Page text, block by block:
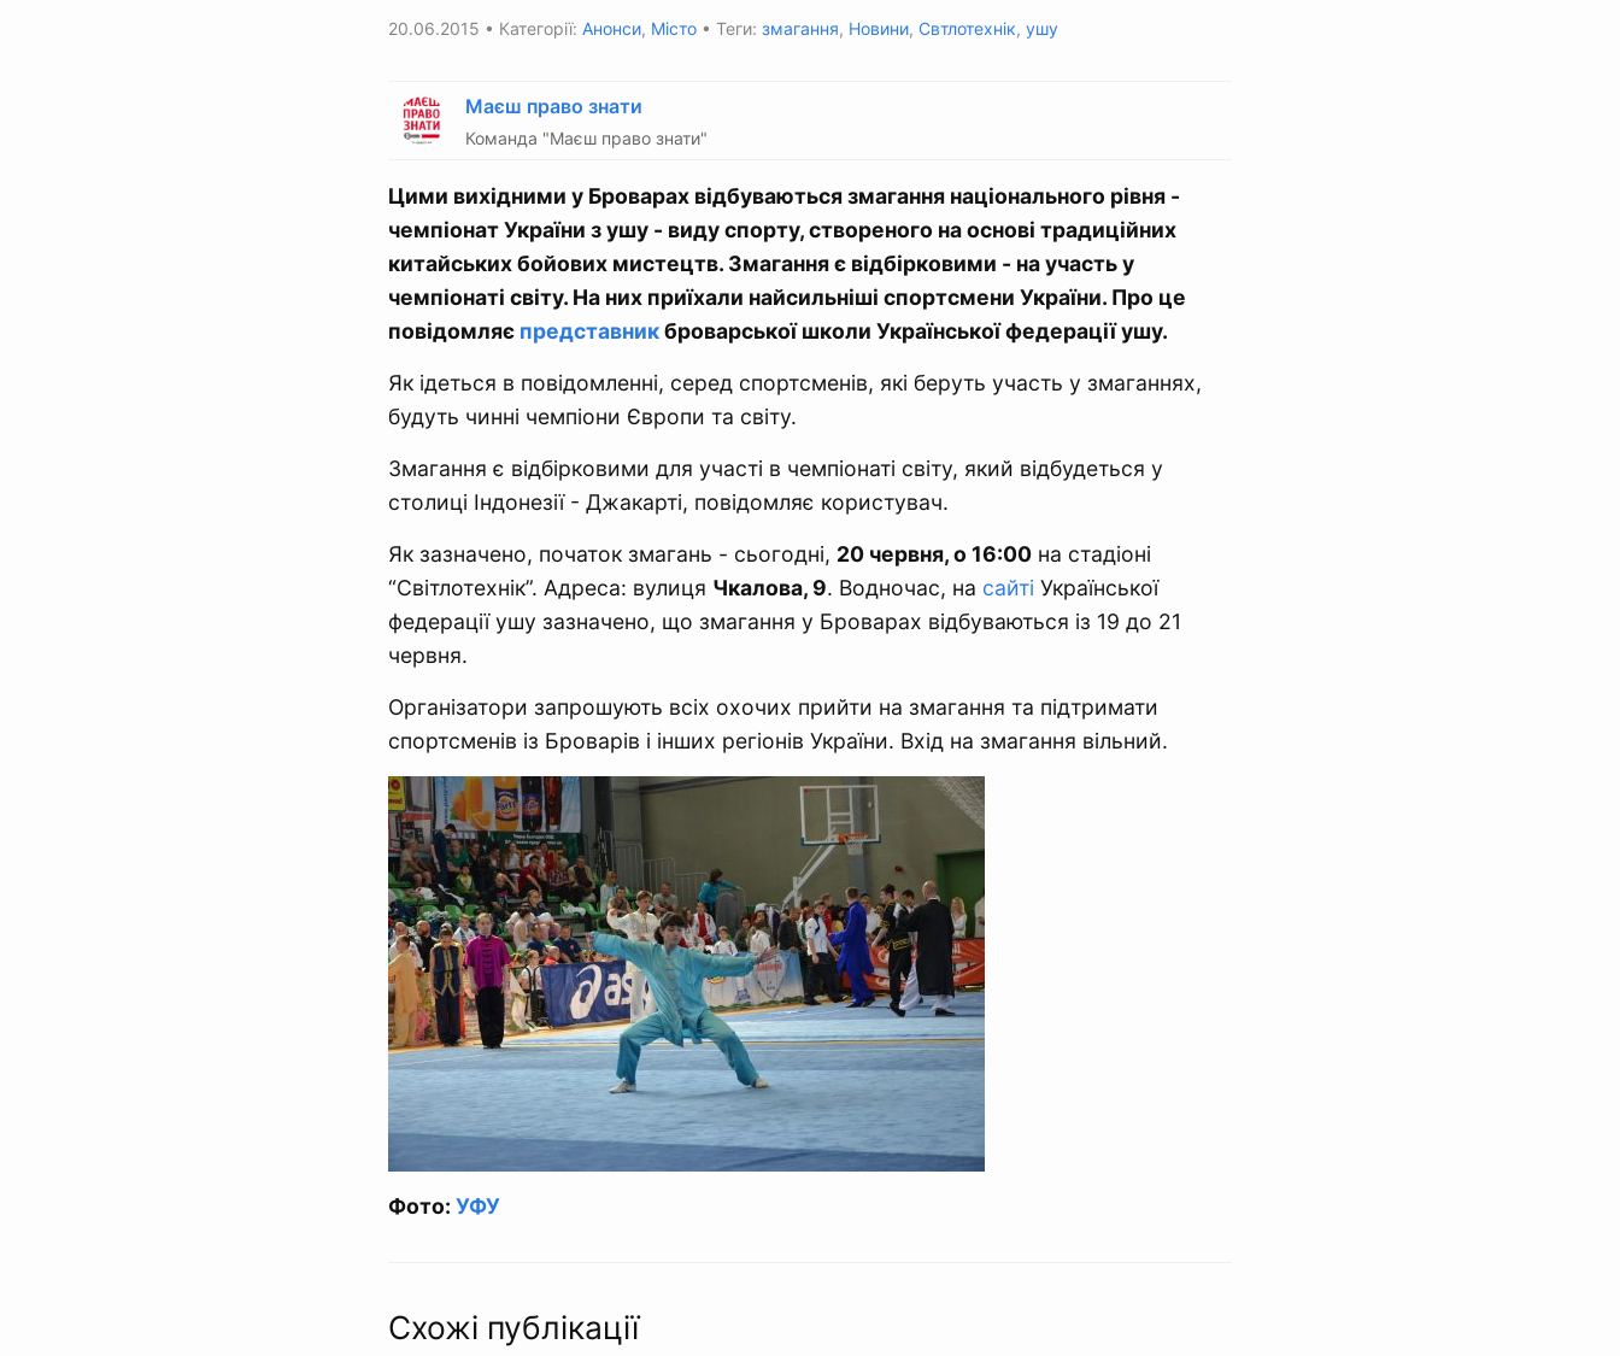
20.06.2015 • Категорії: Анонси, Місто • Теги: змагання, Новини, Свтлотехнік, ушу
Маєш право знати
Команда "Маєш право знати"
Цими вихідними у Броварах відбуваються змагання національного рівня -
чемпіонат України з ушу - виду спорту, створеного на основі традиційних
китайських бойових мистецтв. Змагання є відбірковими - на участь у
чемпіонаті світу. На них приїхали найсильніші спортсмени України. Про це
повідомляє представникброварської школи Української федерації ушу.
Як ідеться в повідомленні, серед спортсменів, які беруть участь у змаганнях,
будуть чинні чемпіони Європи та світу.
Змагання є відбірковими для участі в чемпіонаті світу, який відбудеться у
столиці Індонезії - Джакарті, повідомляє користувач.
Як зазначено, початок змагань - сьогодні, 20 червня, о 16:00 на стадіоні
“Світлотехнік”. Адреса: вулиця Чкалова, 9. Водночас, на сайті Української
федерації ушу зазначено, що змагання у Броварах відбуваються із 19 до 21
червня.
Організатори запрошують всіх охочих прийти на змагання та підтримати
спортсменів із Броварів і інших регіонів України. Вхід на змагання вільний.
Фото: УФУ
Схожі публікації